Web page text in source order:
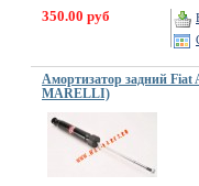
350.00 руб
Амортизатор задний
MARELLI)